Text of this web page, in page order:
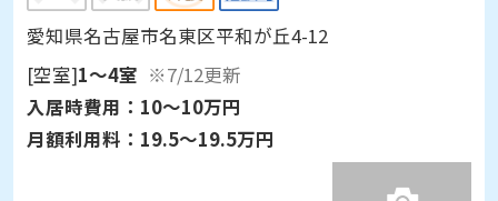
愛知県名古屋市名東区平和が丘4-12
[空室]1～4室 ※7/12更新
入居時費用： 10～10万円
月額利用料： 19.5～19.5万円